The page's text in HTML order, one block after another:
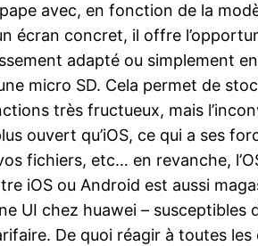
avec, en fonction de la
écran concret, il offre
adapté ou simplement
micro SD. Cela permet de
très fructueux, mais
ouvert qu’iOS, ce qui a ses
fichiers, etc… en revanche,
iOS ou Android est aussi
UI chez huawei – susceptibles
De quoi réagir à toutes les